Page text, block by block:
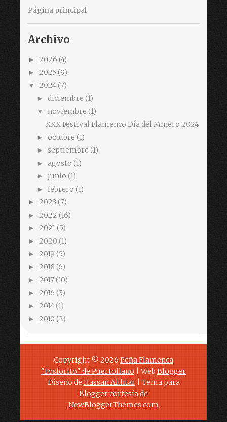
Página principal
Archivo
► 2026 (4)
► 2025 (9)
▼ 2024(7)
► diciembre (1)
▼ noviembre (1)
XXX Festival Flamenco Día del Minero 2024
► octubre (1)
► septiembre (1)
► agosto (1)
► junio (1)
► febrero (1)
► 2023 (7)
► 2022 (16)
► 2021(5)
► 2020 (1)
► 2019 (5)
► 2018 (6)
► 2017 (10)
► 2016 (3)
► 2014(1)
► 2010 (2)
Copyright © 2026 Peña Flamenca
"Fosforito" de Puertollano | Web Blogger
Diseño de Hassan Akhtar| Tema para
Blogger cortesía de
NewBloggerThemes.com